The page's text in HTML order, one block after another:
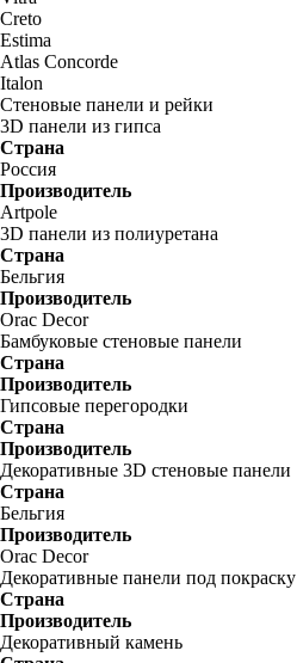
Creto
Estima
Atlas Concorde
Italon
Стеновые панели и рейки
3D панели из гипса
Страна
Россия
Производитель
Artpole
3D панели из полиуретана
Страна
Бельгия
Производитель
Orac Decor
Бамбуковые стеновые панели
Страна
Производитель
Гипсовые перегородки
Страна
Производитель
Декоративные 3D стеновые панели
Страна
Бельгия
Производитель
Orac Decor
Декоративные панели под покраску
Страна
Производитель
Декоративный камень